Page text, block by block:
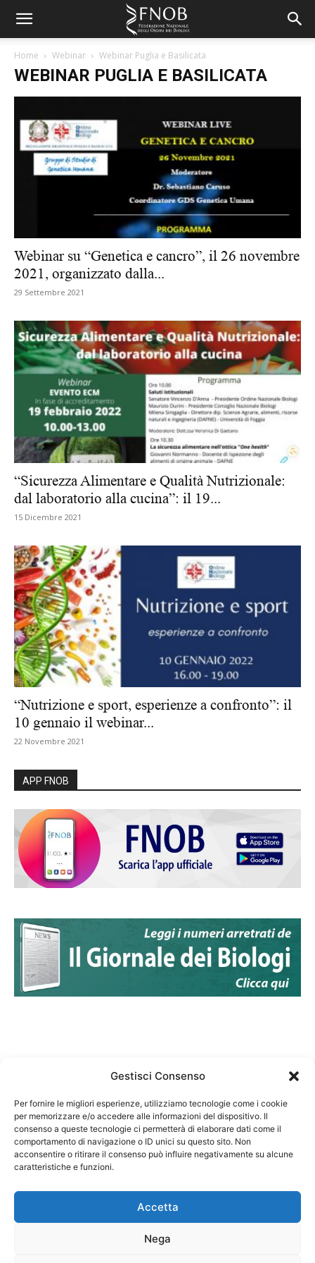
Gestisci Consenso
Per fornire le migliori esperienze, utilizziamo tecnologie come i cookie
per memorizzare e/o accedere alle informazioni del dispositivo. Il
consenso a queste tecnologie ci permetterà di elaborare dati come il
comportamento di navigazione o ID unici su questo sito. Non
acconsentire o ritirare il consenso può influire negativamente su alcune
caratteristiche e funzioni.
Accetta
Nega
Home Webinar Webinar Puglia e Basilicata
WEBINAR PUGLIA E BASILICATA
Webinar su “Genetica e cancro”, il 26 novembre
2021, organizzato dalla...
29 Settembre 2021
“Sicurezza Alimentare e Qualità Nutrizionale:
dal laboratorio alla cucina”: il 19...
15 Dicembre 2021
“Nutrizione e sport, esperienze a confronto”: il
10 gennaio il webinar...
22 Novembre 2021
APP FNOB
Federazione Nazionale Degli Ordini dei Biologi:
codice fiscale 80069130583
Responsabile sito internet www.fnob.it: Vincenzo